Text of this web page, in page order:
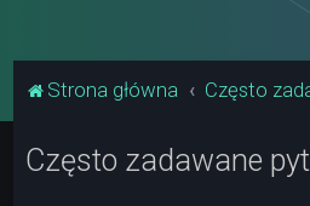
Strona główna Często
Często zadawane